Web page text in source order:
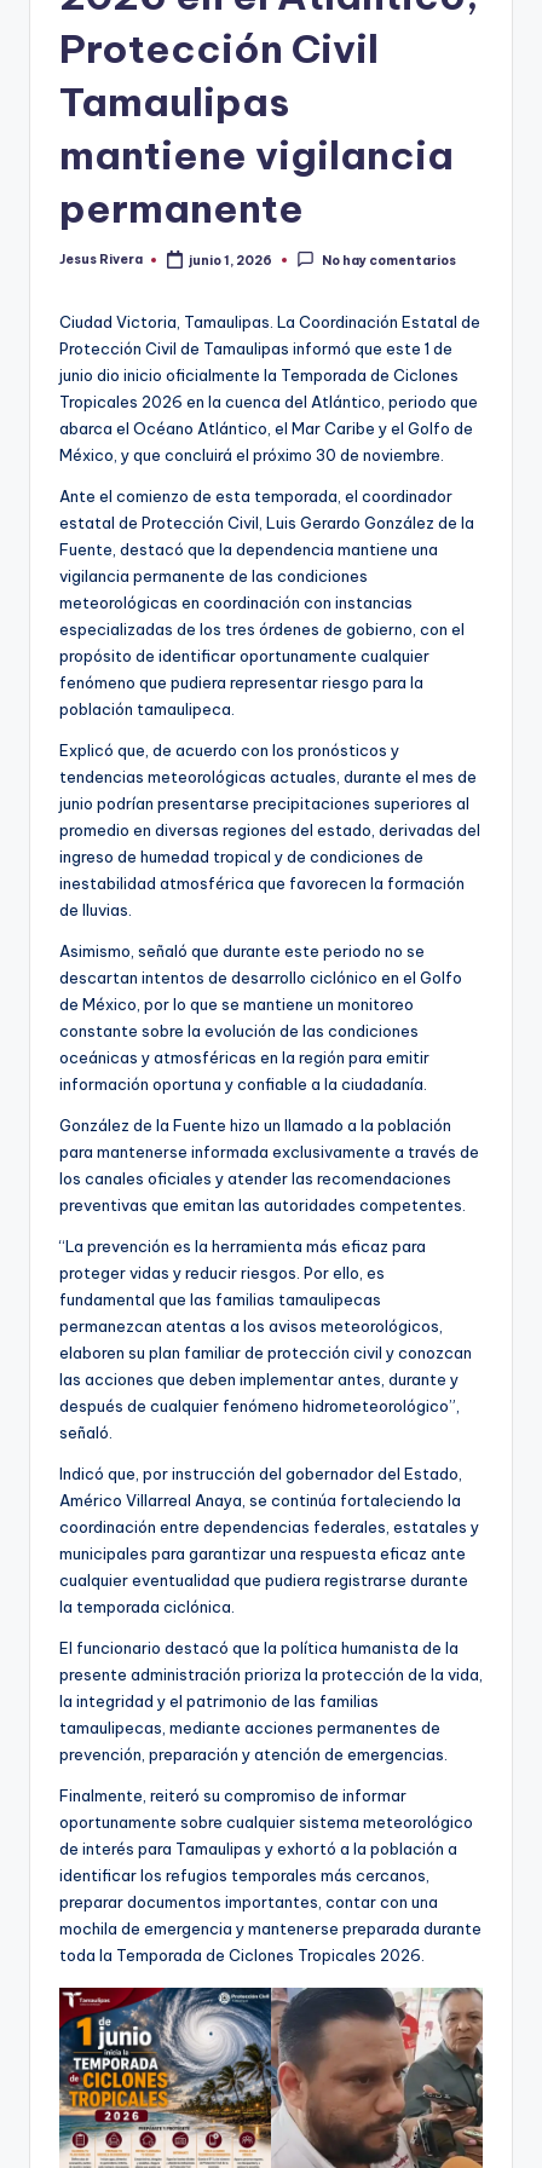
Protección Civil
Tamaulipas
mantiene vigilancia
permanente
Publicado
Jesus Rivera junio 1, 2026 No hay comentarios
Ciudad Victoria, Tamaulipas. La Coordinación Estatal de
Protección Civil de Tamaulipas informó que este 1 de
junio dio inicio oficialmente la Temporada de Ciclones
Tropicales 2026 en la cuenca del Atlántico, periodo que
abarca el Océano Atlántico, el Mar Caribe y el Golfo de
México, y que concluirá el próximo 30 de noviembre.
Ante el comienzo de esta temporada, el coordinador
estatal de Protección Civil, Luis Gerardo González de la
Fuente, destacó que la dependencia mantiene una
vigilancia permanente de las condiciones
meteorológicas en coordinación con instancias
especializadas de los tres órdenes de gobierno, con el
propósito de identificar oportunamente cualquier
fenómeno que pudiera representar riesgo para la
población tamaulipeca.
Explicó que, de acuerdo con los pronósticos y
tendencias meteorológicas actuales, durante el mes de
junio podrían presentarse precipitaciones superiores al
promedio en diversas regiones del estado, derivadas del
ingreso de humedad tropical y de condiciones de
inestabilidad atmosférica que favorecen la formación
de lluvias.
Asimismo, señaló que durante este periodo no se
descartan intentos de desarrollo ciclónico en el Golfo
de México, por lo que se mantiene un monitoreo
constante sobre la evolución de las condiciones
oceánicas y atmosféricas en la región para emitir
información oportuna y confiable a la ciudadanía.
González de la Fuente hizo un llamado a la población
para mantenerse informada exclusivamente a través de
los canales oficiales y atender las recomendaciones
preventivas que emitan las autoridades competentes.
“La prevención es la herramienta más eficaz para
proteger vidas y reducir riesgos. Por ello, es
fundamental que las familias tamaulipecas
permanezcan atentas a los avisos meteorológicos,
elaboren su plan familiar de protección civil y conozcan
las acciones que deben implementar antes, durante y
después de cualquier fenómeno hidrometeorológico”,
señaló.
Indicó que, por instrucción del gobernador del Estado,
Américo Villarreal Anaya, se continúa fortaleciendo la
coordinación entre dependencias federales, estatales y
municipales para garantizar una respuesta eficaz ante
cualquier eventualidad que pudiera registrarse durante
la temporada ciclónica.
El funcionario destacó que la política humanista de la
presente administración prioriza la protección de la vida,
la integridad y el patrimonio de las familias
tamaulipecas, mediante acciones permanentes de
prevención, preparación y atención de emergencias.
Finalmente, reiteró su compromiso de informar
oportunamente sobre cualquier sistema meteorológico
de interés para Tamaulipas y exhortó a la población a
identificar los refugios temporales más cercanos,
preparar documentos importantes, contar con una
mochila de emergencia y mantenerse preparada durante
toda la Temporada de Ciclones Tropicales 2026.